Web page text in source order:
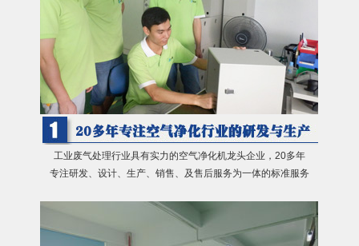
工业废气处理行业具有实力的空气净化机龙头企业，20多年
专注研发、设计、生产、销售、及售后服务为一体的标准服务